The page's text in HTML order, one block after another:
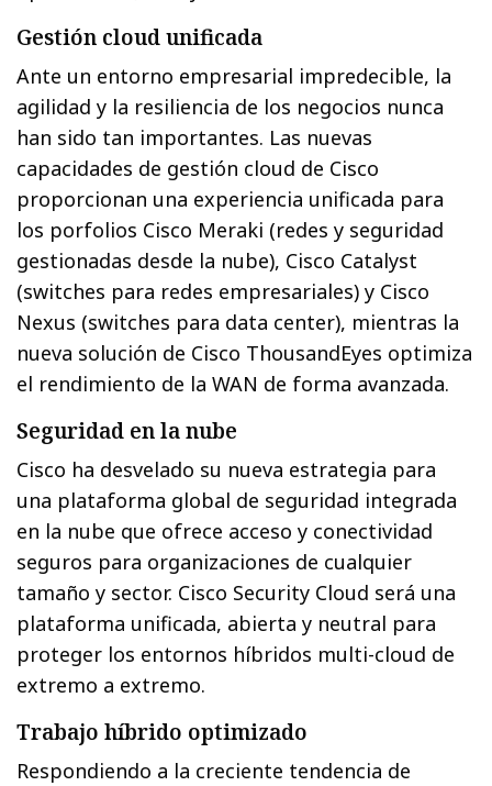
Gestión cloud unificada
Ante un entorno empresarial impredecible, la
agilidad y la resiliencia de los negocios nunca
han sido tan importantes. Las nuevas
capacidades de gestión cloud de Cisco
proporcionan una experiencia unificada para
los porfolios Cisco Meraki (redes y seguridad
gestionadas desde la nube), Cisco Catalyst
(switches para redes empresariales) y Cisco
Nexus (switches para data center), mientras la
nueva solución de Cisco ThousandEyes optimiza
el rendimiento de la WAN de forma avanzada.
Seguridad en la nube
Cisco ha desvelado su nueva estrategia para
una plataforma global de seguridad integrada
en la nube que ofrece acceso y conectividad
seguros para organizaciones de cualquier
tamaño y sector. Cisco Security Cloud será una
plataforma unificada, abierta y neutral para
proteger los entornos híbridos multi-cloud de
extremo a extremo.
Trabajo híbrido optimizado
Respondiendo a la creciente tendencia de